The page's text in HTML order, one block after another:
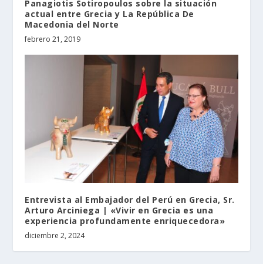
Panagiotis Sotiropoulos sobre la situación
actual entre Grecia y La República De
Macedonia del Norte
febrero 21, 2019
Entrevista al Embajador del Perú en Grecia, Sr.
Arturo Arciniega | «Vivir en Grecia es una
experiencia profundamente enriquecedora»
diciembre 2, 2024